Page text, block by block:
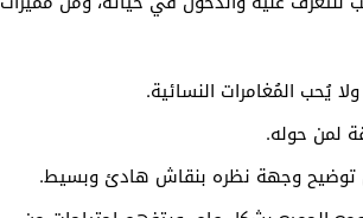
يُحب المُغامرات النسائية.
لمن حوله.
توضيح وجهة نظره بنقاش هادئ وبسيط.